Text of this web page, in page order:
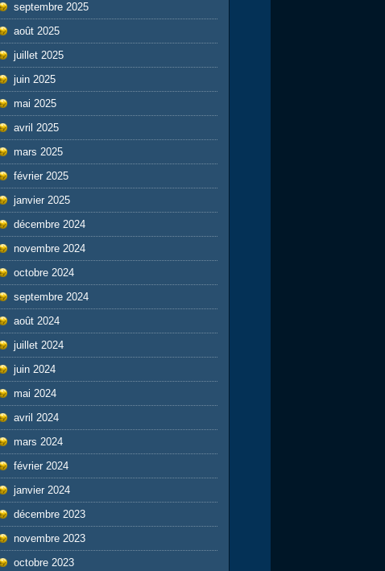
septembre 2025
août 2025
juillet 2025
juin 2025
mai 2025
avril 2025
mars 2025
février 2025
janvier 2025
décembre 2024
novembre 2024
octobre 2024
septembre 2024
août 2024
juillet 2024
juin 2024
mai 2024
avril 2024
mars 2024
février 2024
janvier 2024
décembre 2023
novembre 2023
octobre 2023